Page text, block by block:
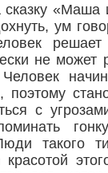
сказку
ум
решает
не может
поэтому
с
такого
красотой